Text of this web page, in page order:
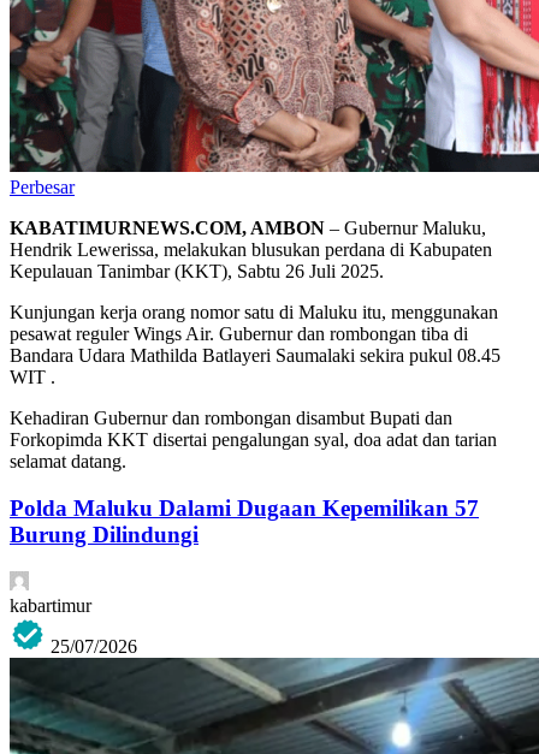
Perbesar
KABATIMURNEWS.COM, AMBON – Gubernur Maluku,
Hendrik Lewerissa, melakukan blusukan perdana di Kabupaten
Kepulauan Tanimbar (KKT), Sabtu 26 Juli 2025.
Kunjungan kerja orang nomor satu di Maluku itu, menggunakan
pesawat reguler Wings Air. Gubernur dan rombongan tiba di
Bandara Udara Mathilda Batlayeri Saumalaki sekira pukul 08.45
WIT .
Kehadiran Gubernur dan rombongan disambut Bupati dan
Forkopimda KKT disertai pengalungan syal, doa adat dan tarian
selamat datang.
Polda Maluku Dalami Dugaan Kepemilikan 57
Burung Dilindungi
kabartimur
25/07/2026